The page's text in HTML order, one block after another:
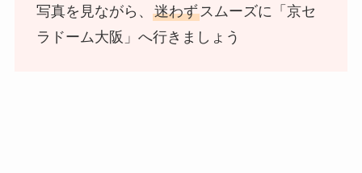
写真を見ながら、 迷わずスムーズに「京セ
ラドーム大阪」へ行きましょう